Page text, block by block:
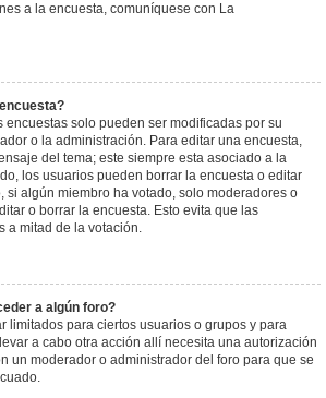
a la encuesta, comuníquese con La
encuestas solo pueden ser modificadas por su
o la administración. Para editar una encuesta,
del tema; este siempre esta asociado a la
los usuarios pueden borrar la encuesta o editar
si algún miembro ha votado, solo moderadores o
o borrar la encuesta. Esto evita que las
a mitad de la votación.
a algún foro?
limitados para ciertos usuarios o grupos y para
a cabo otra acción allí necesita una autorización
un moderador o administrador del foro para que se